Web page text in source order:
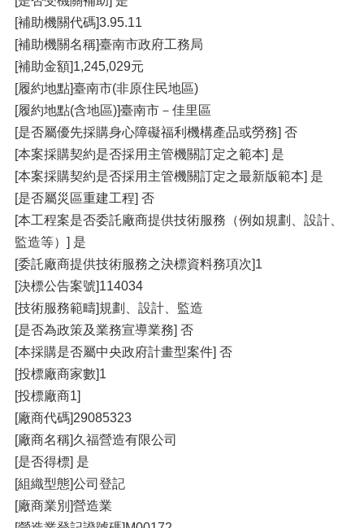
[補助機關代碼]3.95.11
[補助機關名稱]臺南市政府工務局
[補助金額]1,245,029元
[履約地點]臺南市(非原住民地區)
[履約地點(含地區)]臺南市－佳里區
[是否屬優先採購身心障礙福利機構產品或勞務] 否
[本案採購契約是否採用主管機關訂定之範本] 是
[本案採購契約是否採用主管機關訂定之最新版範本] 是
[是否屬災區重建工程] 否
[本工程案是否委託廠商提供技術服務（例如規劃、設計、
監造等）] 是
[委託廠商提供技術服務之決標資料務項次]1
[決標公告案號]114034
[技術服務範疇]規劃、設計、監造
[是否為政策及業務宣導業務] 否
[本採購是否屬中央政府計畫型案件] 否
[投標廠商家數]1
[投標廠商1]
[廠商代碼]29085323
[廠商名稱]久福營造有限公司
[是否得標] 是
[組織型態]公司登記
[廠商業別]營造業